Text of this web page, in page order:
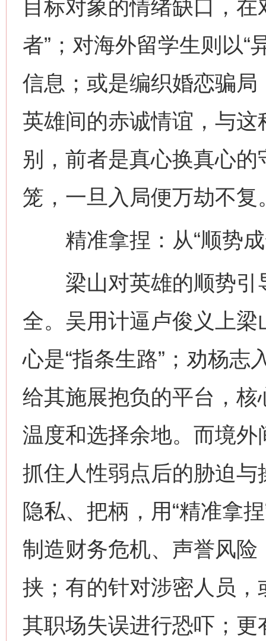
目标对象的情绪缺口，
者”；对海外留学生则以“
信息；或是编织婚恋骗
英雄间的赤诚情谊，与这
别，前者是真心换真心
笼，一旦入局便万劫不复
精准拿捏：从“顺势成
梁山对英雄的顺势引
全。吴用计逼卢俊义上
心是“指条生路”；劝杨志
给其施展抱负的平台，核
温度和选择余地。而境
抓住人性弱点后的胁迫
隐私、把柄，用“精准拿
制造财务危机、声誉风险
挟；有的针对涉密人员
其职场失误进行恐吓；